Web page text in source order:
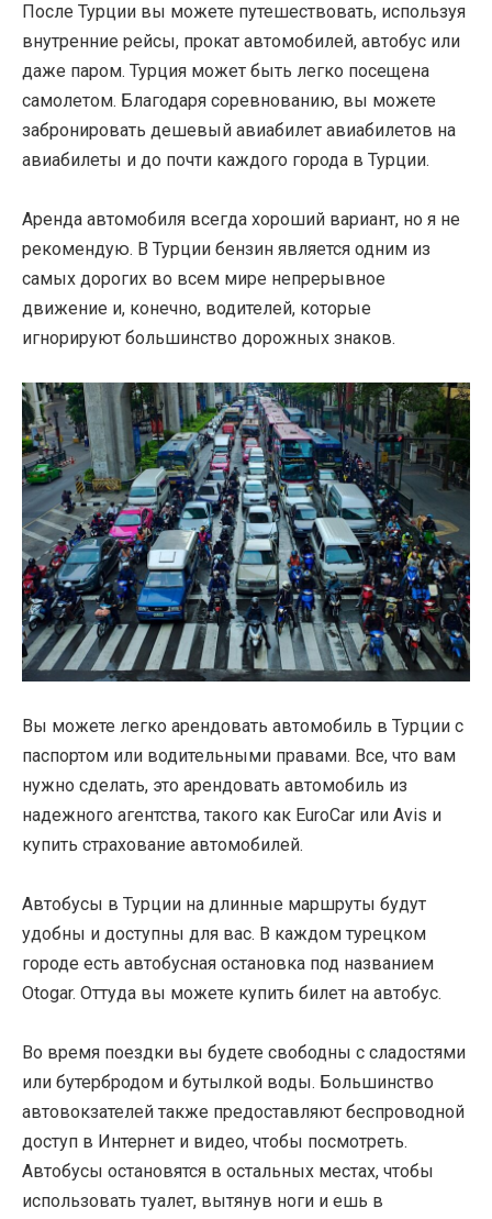
После Турции вы можете путешествовать, используя
внутренние рейсы, прокат автомобилей, автобус или
даже паром. Турция может быть легко посещена
самолетом. Благодаря соревнованию, вы можете
забронировать дешевый авиабилет авиабилетов на
авиабилеты и до почти каждого города в Турции.
Аренда автомобиля всегда хороший вариант, но я не
рекомендую. В Турции бензин является одним из
самых дорогих во всем мире непрерывное
движение и, конечно, водителей, которые
игнорируют большинство дорожных знаков.
Вы можете легко арендовать автомобиль в Турции с
паспортом или водительными правами. Все, что вам
нужно сделать, это арендовать автомобиль из
надежного агентства, такого как EuroCar или Avis и
купить страхование автомобилей.
Автобусы в Турции на длинные маршруты будут
удобны и доступны для вас. В каждом турецком
городе есть автобусная остановка под названием
Otogar. Оттуда вы можете купить билет на автобус.
Во время поездки вы будете свободны с сладостями
или бутербродом и бутылкой воды. Большинство
автовокзателей также предоставляют беспроводной
доступ в Интернет и видео, чтобы посмотреть.
Автобусы остановятся в остальных местах, чтобы
использовать туалет, вытянув ноги и ешь в